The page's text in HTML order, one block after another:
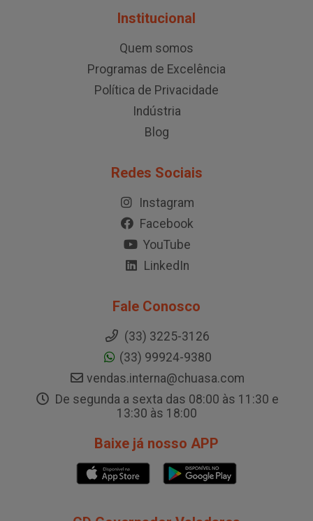
Institucional
Quem somos
Programas de Excelência
Política de Privacidade
Indústria
Blog
Redes Sociais
Instagram
Facebook
YouTube
LinkedIn
Fale Conosco
(33) 3225-3126
(33) 99924-9380
vendas.interna@chuasa.com
De segunda a sexta das 08:00 às 11:30 e
13:30 às 18:00
Baixe já nosso APP